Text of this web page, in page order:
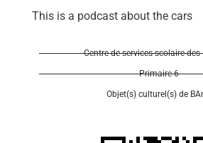
This is a podcast about the cars
Centre de services scolaire des
Primaire 6
Objet(s) culturel(s) de